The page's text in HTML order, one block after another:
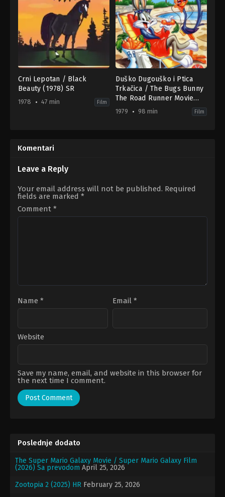
Crni Lepotan / Black
Beauty (1978) SR
1978 47 min Film
10-
28
Cuddington
Duško Dugouško i Ptica
Trkačica / The Bugs Bunny
The Road Runner Movie
(1979) HR-SR
1979 98 min Film
Komentari
Leave a Reply
Your email address will not be published. Required
fields are marked *
Comment *
Name * Email *
Website
Save my name, email, and website in this browser for
the next time I comment.
Poslednje dodato
The Super Mario Galaxy Movie / Super Mario Galaxy Film
(2026) Sa prevodom April 25, 2026
Zootopia 2 (2025) HR February 25, 2026